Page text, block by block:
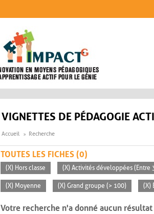
VIGNETTES DE PÉDAGOGIE
Accueil Recherche
TOUTES LES FICHES (0)
(X) Hors classe (X) Activités développées (Entre
(X) Moyenne (X) Grand groupe (> 100) (X)
Votre recherche n'a donné aucun résultat